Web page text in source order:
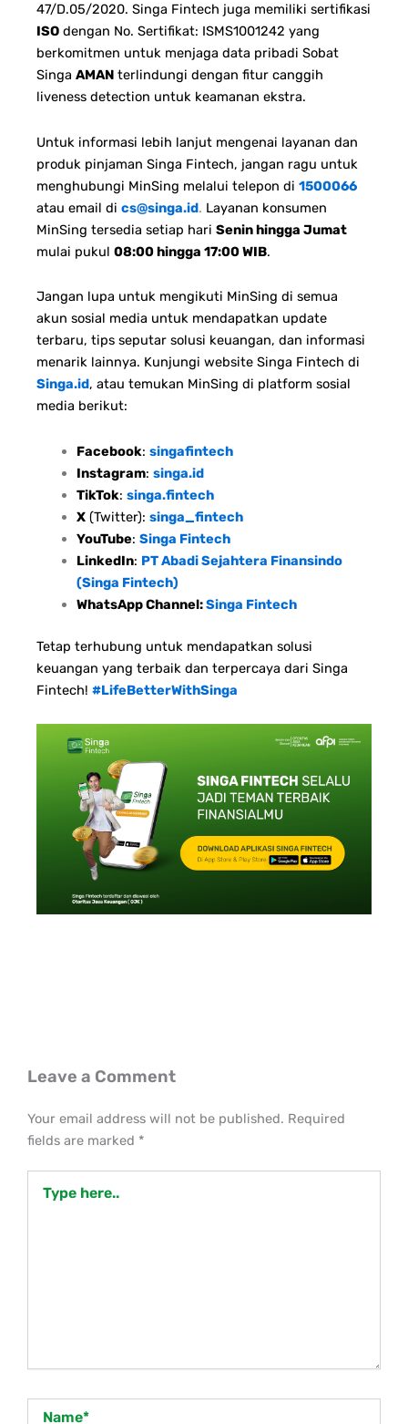
47/D.05/2020. Singa Fintech juga memiliki sertifikasi
ISO dengan No. Sertifikat: ISMS1001242 yang
berkomitmen untuk menjaga data pribadi Sobat
Singa AMAN terlindungi dengan fitur canggih
liveness detection untuk keamanan ekstra.
Untuk informasi lebih lanjut mengenai layanan dan
produk pinjaman Singa Fintech, jangan ragu untuk
menghubungi MinSing melalui telepon di 1500066
atau email di cs@singa.id. Layanan konsumen
MinSing tersedia setiap hari Senin hingga Jumat
mulai pukul 08:00 hingga 17:00 WIB.
Jangan lupa untuk mengikuti MinSing di semua
akun sosial media untuk mendapatkan update
terbaru, tips seputar solusi keuangan, dan informasi
menarik lainnya. Kunjungi website Singa Fintech di
Singa.id, atau temukan MinSing di platform sosial
media berikut:
Facebook: singafintech
Instagram: singa.id
TikTok: singa.fintech
X(Twitter): singa_fintech
YouTube: Singa Fintech
LinkedIn: PT Abadi Sejahtera Finansindo
(Singa Fintech)
WhatsApp Channel:Singa Fintech
Tetap terhubung untuk mendapatkan solusi
keuangan yang terbaik dan terpercaya dari Singa
Fintech! #LifeBetterWithSinga
Leave a Comment
Your email address will not be published. Required
fields are marked *
here..